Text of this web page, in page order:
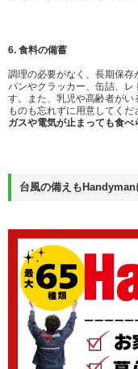
6. 食料の備蓄
調理の必要がなく、長期保存
パンやクラッカー、缶詰、
す。また、乳児や高齢者が
ものも忘れずに用意してくだ
ガスや電気が止まっても食べ
台風の備えも